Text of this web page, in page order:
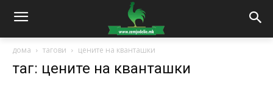
дома тагови цените на кванташки
таг: цените на кванташки